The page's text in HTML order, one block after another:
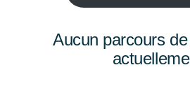
Aucun parcours